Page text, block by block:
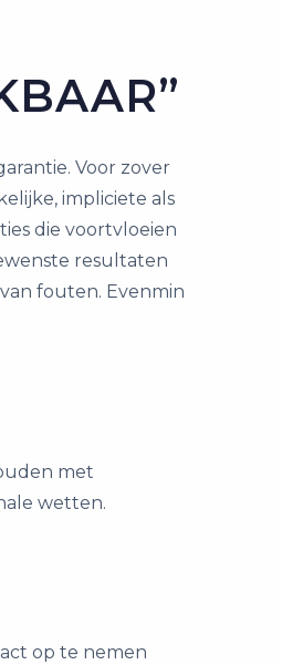
Voor zover
impliciete als
die voortvloeien
resultaten
fouten. Evenmin
met
wetten.
op te nemen